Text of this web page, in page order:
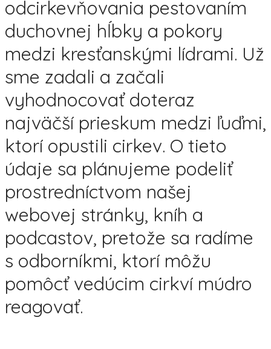
odcirkevňovania pestovaním
duchovnej hĺbky a pokory
medzi kresťanskými lídrami. Už
sme zadali a začali
vyhodnocovať doteraz
najväčší prieskum medzi ľuďmi,
ktorí opustili cirkev. O tieto
údaje sa plánujeme podeliť
prostredníctvom našej
webovej stránky, kníh a
podcastov, pretože sa radíme
s odborníkmi, ktorí môžu
pomôcť vedúcim cirkví múdro
reagovať.